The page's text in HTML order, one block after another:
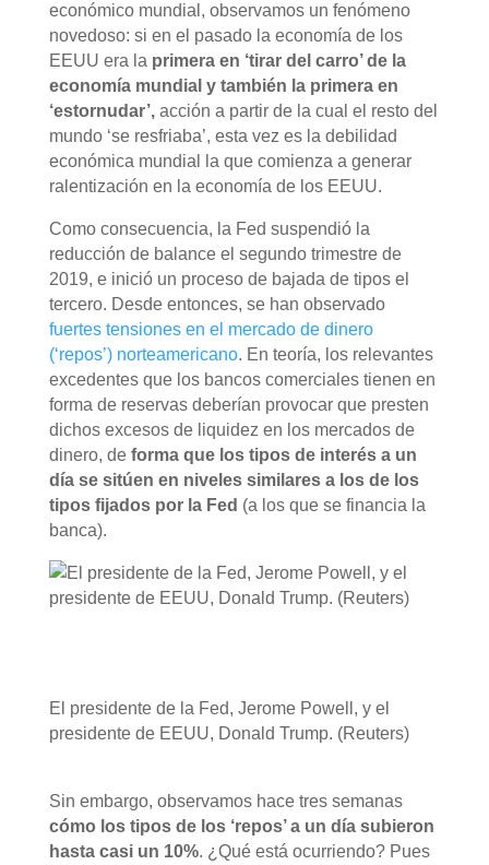
económico mundial, observamos un fenómeno
novedoso: si en el pasado la economía de los
EEUU era la primera en ‘tirar del carro’ de la
economía mundial y también la primera en
‘estornudar’,acción a partir de la cual el resto del
mundo ‘se resfriaba’, esta vez es la debilidad
económica mundial la que comienza a generar
ralentización en la economía de los EEUU.
Como consecuencia, la Fed suspendió la
reducción de balance el segundo trimestre de
2019, e inició un proceso de bajada de tipos el
tercero. Desde entonces, se han observado
fuertes tensiones en el mercado de dinero
(‘repos’) norteamericano. En teoría, los relevantes
excedentes que los bancos comerciales tienen en
forma de reservas deberían provocar que presten
dichos excesos de liquidez en los mercados de
dinero, de forma que los tipos de interés a un
día se sitúen en niveles similares a los de los
tipos fijados por la Fed (a los que se financia la
banca).
El presidente de la Fed, Jerome Powell, y el
presidente de EEUU, Donald Trump. (Reuters)
Sin embargo, observamos hace tres semanas
cómo los tipos de los ‘repos’ a un día subieron
hasta casi un 10%. ¿Qué está ocurriendo? Pues